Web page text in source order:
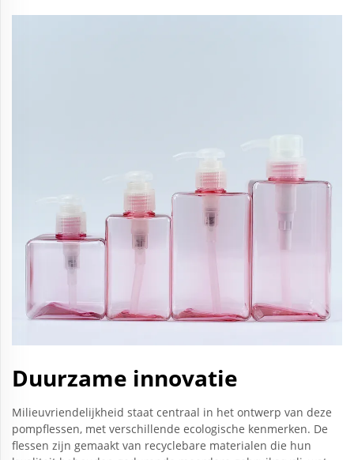
Duurzame innovatie
Milieuvriendelijkheid staat centraal in het ontwerp van deze
pompflessen, met verschillende ecologische kenmerken. De
flessen zijn gemaakt van recyclebare materialen die hun